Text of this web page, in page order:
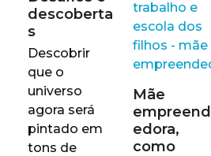
descoberta
s
Descobrir
que o
universo
agora será
pintado em
tons de
Mãe
empreend
edora,
como